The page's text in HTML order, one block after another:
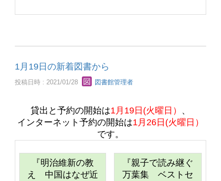
1月19日の新着図書から
投稿日時 : 2021/01/28 図書館管理者
貸出と予約の開始は1月19日(火曜日） 、
インターネット予約の開始は1月26日(火曜日）
です。
『明治維新の教
え 中国はなぜ近
『親子で読み継ぐ
万葉集 ベストセ